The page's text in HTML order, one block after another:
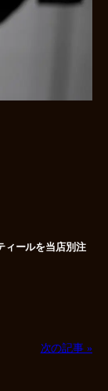
ィールを当店別注
次の記事 »